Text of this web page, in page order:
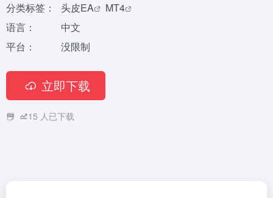
分类标签：
头皮EA
MT4
语言：
中文
平台：
没限制
立即下载
15 人已下载